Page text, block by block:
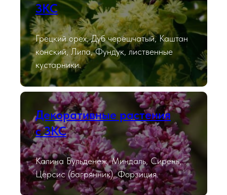
ЗКС
Грецкий орех, Дуб черешчатый, Каштан
конский, Липа, Фундук, лиственные
кустарники.
Декоративные растения
с ЗКС
Калина Бульденеж, Миндаль, Сирень,
Церсис (багрянник), Форзиция.